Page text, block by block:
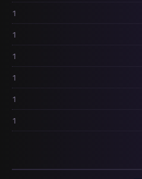
1
1
1
1
1
1